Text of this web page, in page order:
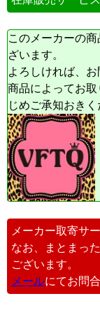
このメーカーの
ざいます。
よろしければ、お
商品によってお
じめご承知おきく
メーカー取寄サ
なお、まとまっ
ございます。
メールにてお問